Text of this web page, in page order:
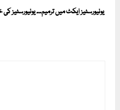
یونیورسٹیز ایکٹ میں ترمیم۔۔ یونیورسٹیز کی خود مختاری پر حملہ